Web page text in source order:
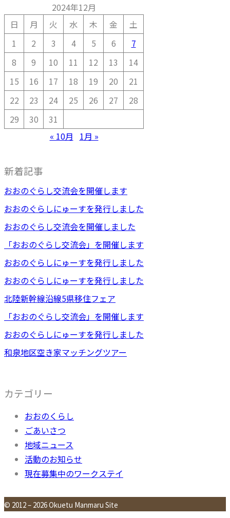
2024年12月
日
月 火 水 木 金
土
1
2 3 4 5 6
7
8
9 10 11 12 13
14
15
16 17 18 19 20
21
22
23 24 25 26 27
28
29
30
31
« 10月
1月 »
新着記事
おおのぐらし交流会を開催します
おおのぐらしにゅーすを発行しました
おおのぐらし交流会を開催しました
「おおのぐらし交流会」を開催します
おおのぐらしにゅーすを発行しました
おおのぐらしにゅーすを発行しました
北陸新幹線沿線5県移住フェア
「おおのぐらし交流会」を開催します
おおのぐらしにゅーすを発行しました
和泉地区空き家マッチングツアー
カテゴリー
おおのくらし
ごあいさつ
地域ニュース
活動のお知らせ
現在募集中のワークステイ
© 2012 – 2026 Okuetu Manmaru Site